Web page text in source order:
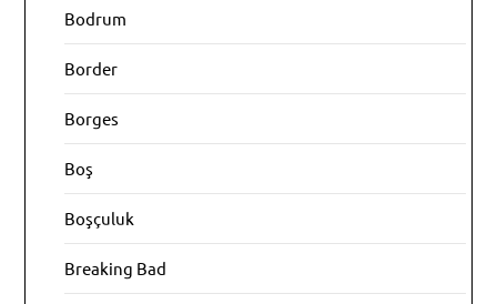
Bodrum
Border
Borges
Boş
Boşçuluk
Breaking Bad